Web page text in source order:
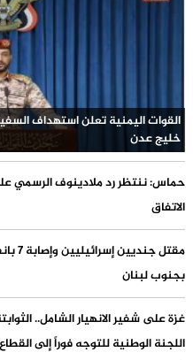
خليج عدن
حماس: ننتظر رد ملادينوف الرسمي
الاتفاق
بجنوب لبنان
غزة على شفير الانهيار الشامل..
اللجنة الوطنية للتوجه فوراً إلى القطاع